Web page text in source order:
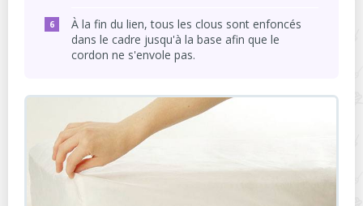
À la fin du lien, tous les clous sont enfoncés
dans le cadre jusqu'à la base afin que le
cordon ne s'envole pas.